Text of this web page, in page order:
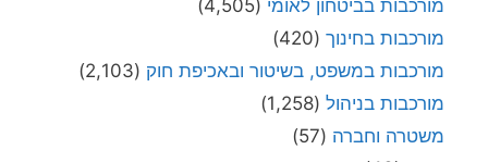
מורכבות בביטחון לאומי (4,505)
מורכבות בחינוך (420)
מורכבות במשפט, בשיטור ובאכיפת חוק (2,103)
מורכבות בניהול (1,258)
משטרה וחברה (57)